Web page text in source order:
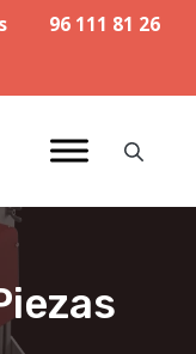
96 111 81 26